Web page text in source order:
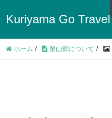
Kuriyama Go Travel
ホーム / 栗山郷について /